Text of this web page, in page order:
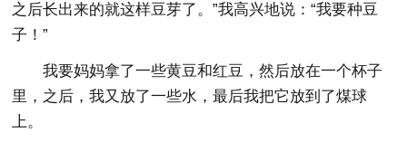
之后长出来的就这样豆芽了。”我高兴地说：“我要种豆
子！”
我要妈妈拿了一些黄豆和红豆，然后放在一个杯子
里，之后，我又放了一些水，最后我把它放到了煤球
上。